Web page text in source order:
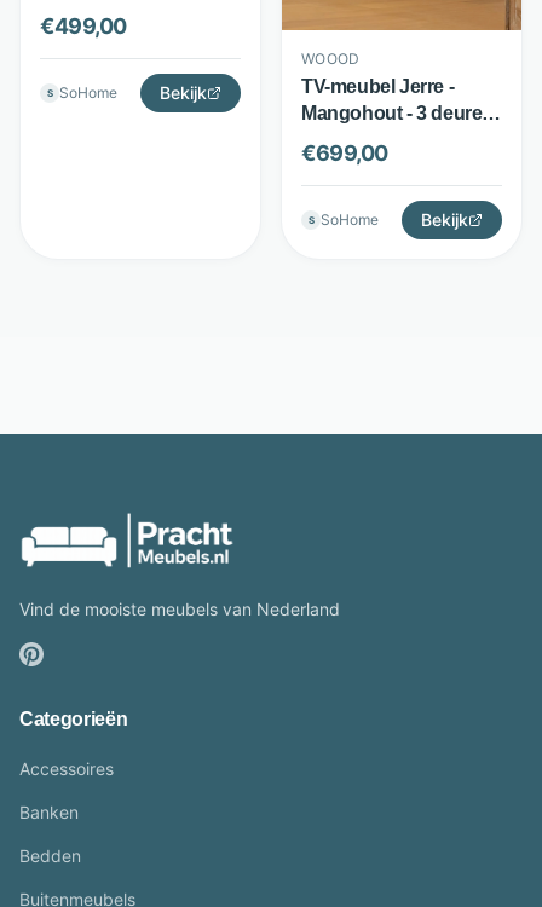
fineer - Reliëf deuren
met push-to-open -
Bruin - WOOOD
€499,00
S SoHome Bekijk
WOOOD
TV-meubel Jerre -
Mangohout - 3 deuren
met afgeronde hoeken
- Naturel - WOOOD
€699,00
S SoHome Bekijk
Vind de mooiste meubels van Nederland
Categorieën
Accessoires
Banken
Bedden
Buitenmeubels